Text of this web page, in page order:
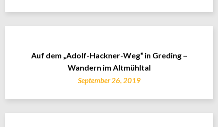
Auf dem „Adolf-Hackner-Weg“ in Greding –
Wandern im Altmühltal
September 26, 2019